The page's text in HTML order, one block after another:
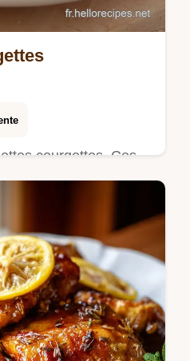
courgettes. Ces
au four sont healthy
anti-bouillie